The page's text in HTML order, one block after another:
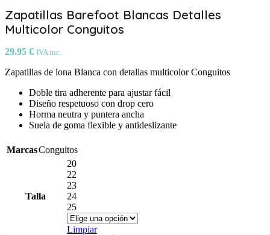
Zapatillas Barefoot Blancas Detalles
Multicolor Conguitos
29.95 € IVA inc.
Zapatillas de lona Blanca con detallas multicolor Conguitos
Doble tira adherente para ajustar fácil
Diseño respetuoso con drop cero
Horma neutra y puntera ancha
Suela de goma flexible y antideslizante
MarcasConguitos
Talla
20
22
23
24
25
Limpiar